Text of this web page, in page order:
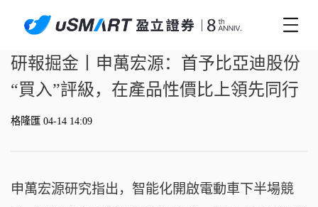
研報掘金丨申萬宏源：首予比亞迪股份
“買入”評級，在產品性價比上領先同行
格隆匯 04-14 14:09
申萬宏源研究指出，智能化開啟電動車下半場競